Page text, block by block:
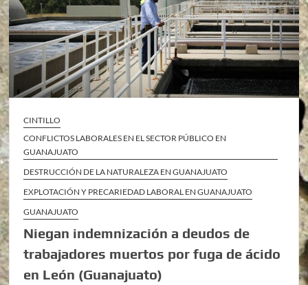
CINTILLO
CONFLICTOS LABORALES EN EL SECTOR PÚBLICO EN
GUANAJUATO
DESTRUCCIÓN DE LA NATURALEZA EN GUANAJUATO
EXPLOTACIÓN Y PRECARIEDAD LABORAL EN GUANAJUATO
GUANAJUATO
Niegan indemnización a deudos de
trabajadores muertos por fuga de ácido
en León (Guanajuato)